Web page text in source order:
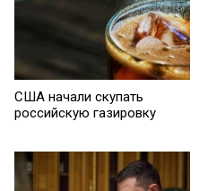
США начали скупать
российскую газировку